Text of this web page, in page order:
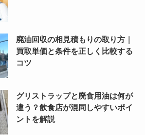
廃油回収の相見積もりの取り方｜
買取単価と条件を正しく比較する
コツ
グリストラップと廃食用油は何が
違う？飲食店が混同しやすいポイ
ントを解説